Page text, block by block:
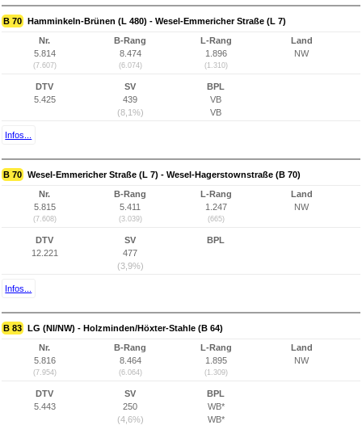
B 70 Hamminkeln-Brünen (L 480) - Wesel-Emmericher Straße (L 7)
Nr.
5.814
(7.607)
B-Rang
8.474
(6.074)
L-Rang
1.896
(1.310)
Land
NW
DTV
5.425
SV
439
(8,1%)
BPL
VB
VB
Infos...
B 70 Wesel-Emmericher Straße (L 7) - Wesel-Hagerstownstraße (B 70)
Nr.
5.815
(7.608)
B-Rang
5.411
(3.039)
L-Rang
1.247
(665)
Land
NW
DTV
12.221
SV
477
(3,9%)
BPL
Infos...
B 83 LG (NI/NW) - Holzminden/Höxter-Stahle (B 64)
Nr.
5.816
(7.954)
B-Rang
8.464
(6.064)
L-Rang
1.895
(1.309)
Land
NW
DTV
5.443
SV
250
(4,6%)
BPL
WB*
WB*